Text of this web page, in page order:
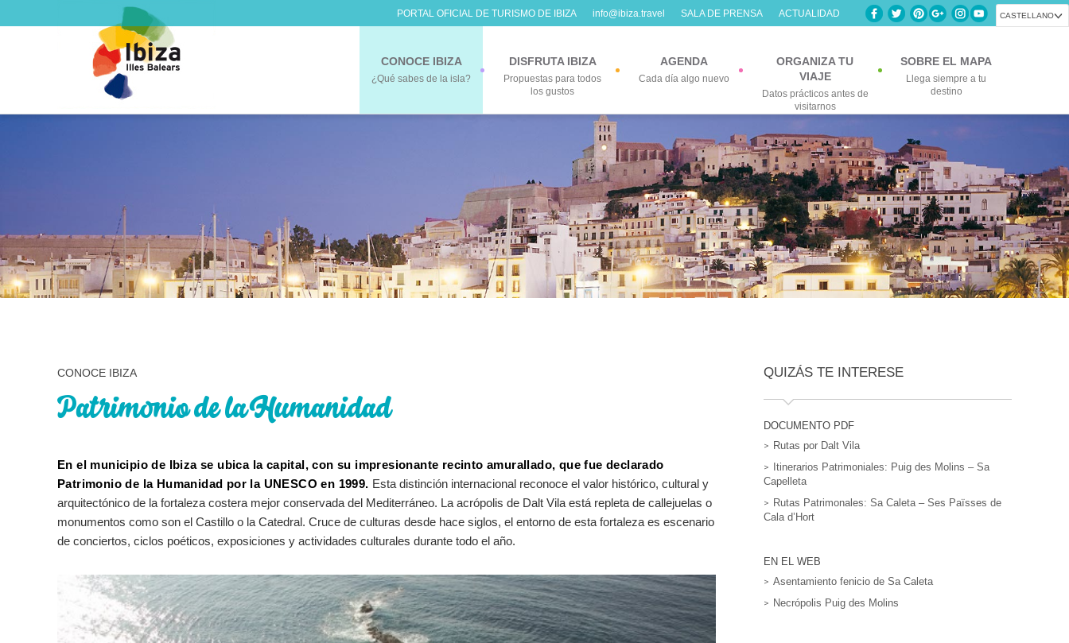
CASTELLANO
PORTAL OFICIAL DE TURISMO DE IBIZA info@ibiza.travel SALA DE PRENSA ACTUALIDAD
CONOCE IBIZA
¿Qué sabes de la isla?
DISFRUTA IBIZA
Propuestas para todos
los gustos
AGENDA
Cada día algo nuevo
ORGANIZA TU
VIAJE
Datos prácticos antes de
visitarnos
SOBRE EL MAPA
Llega siempre a tu
destino
CONOCE IBIZA
Patrimonio de la Humanidad
En el municipio de Ibiza se ubica la capital, con su impresionante recinto amurallado, que fue declarado
Patrimonio de la Humanidad por la UNESCO en 1999. Esta distinción internacional reconoce el valor histórico, cultural y
arquitectónico de la fortaleza costera mejor conservada del Mediterráneo. La acrópolis de Dalt Vila está repleta de callejuelas o
monumentos como son el Castillo o la Catedral. Cruce de culturas desde hace siglos, el entorno de esta fortaleza es escenario
de conciertos, ciclos poéticos, exposiciones y actividades culturales durante todo el año.
QUIZÁS TE INTERESE
DOCUMENTO PDF
Rutas por Dalt Vila
Itinerarios Patrimoniales: Puig des Molins – Sa
Capelleta
Rutas Patrimonales: Sa Caleta – Ses Païsses de
Cala d’Hort
EN EL WEB
Asentamiento fenicio de Sa Caleta
Necrópolis Puig des Molins